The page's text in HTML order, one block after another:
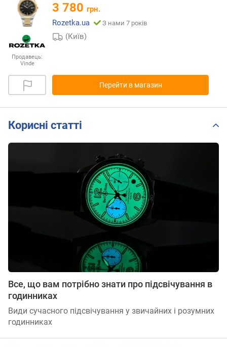
Продавець:
Vinde
3 780 грн.
Rozetka.ua
З нами 7 років
(Київ)
Перейти в магазин
Корисні статті
Все, що вам потрібно знати про підсвічування в
годинниках
Види сучасного підсвічування у звичайних і розумних
годинниках